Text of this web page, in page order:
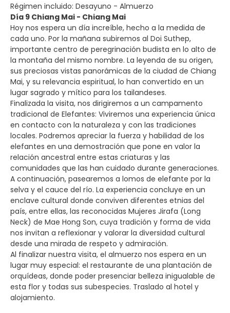
Régimen incluido: Desayuno - Almuerzo
Día 9 Chiang Mai - Chiang Mai
Hoy nos espera un día increíble, hecho a la medida de
cada uno. Por la mañana subiremos al Doi Suthep,
importante centro de peregrinación budista en lo alto de
la montaña del mismo nombre. La leyenda de su origen,
sus preciosas vistas panorámicas de la ciudad de Chiang
Mai, y su relevancia espiritual, lo han convertido en un
lugar sagrado y mítico para los tailandeses.
Finalizada la visita, nos dirigiremos a un campamento
tradicional de Elefantes: Viviremos una experiencia única
en contacto con la naturaleza y con las tradiciones
locales. Podremos apreciar la fuerza y habilidad de los
elefantes en una demostración que pone en valor la
relación ancestral entre estas criaturas y las
comunidades que las han cuidado durante generaciones.
A continuación, pasearemos a lomos de elefante por la
selva y el cauce del río. La experiencia concluye en un
enclave cultural donde conviven diferentes etnias del
país, entre ellas, las reconocidas Mujeres Jirafa (Long
Neck) de Mae Hong Son, cuya tradición y forma de vida
nos invitan a reflexionar y valorar la diversidad cultural
desde una mirada de respeto y admiración.
Al finalizar nuestra visita, el almuerzo nos espera en un
lugar muy especial: el restaurante de una plantación de
orquídeas, donde poder presenciar belleza inigualable de
esta flor y todas sus subespecies. Traslado al hotel y
alojamiento.